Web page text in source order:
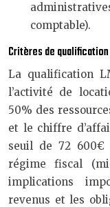
comptable).
Critères de
La qualification
l’activité de
50% des
et le chiffre
seuil de 72 600€
régime fiscal
implications
revenus et les